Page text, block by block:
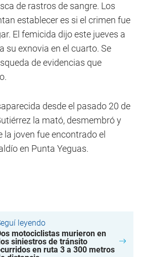
de rastros de sangre. Los
establecer es si el crimen fue
El femicida dijo este jueves a
su exnovia en el cuarto. Se
de evidencias que
desde el pasado 20 de
la mató, desmembró y
la joven fue encontrado el
en Punta Yeguas.
leyendo
motociclistas murieron en
siniestros de tránsito
en ruta 3 a 300 metros